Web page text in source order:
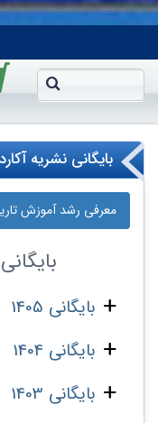
بایگانی نشریه
معرفی رشد آموزش
بایگانی
بایگانی 1405
بایگانی 1404
بایگانی 1403